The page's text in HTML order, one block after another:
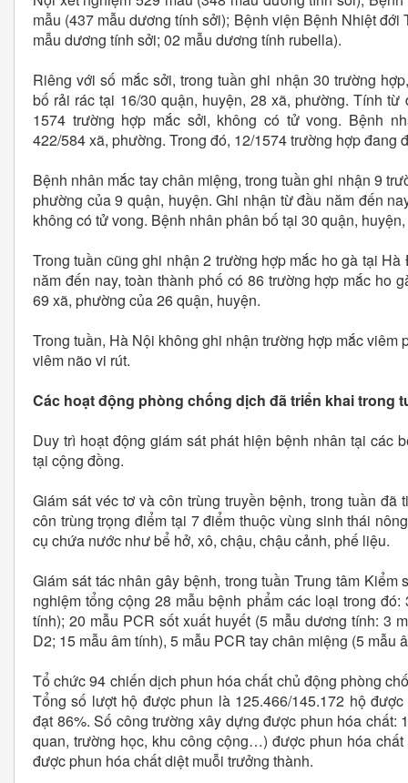
mẫu (437 mẫu dương tính sởi); Bệnh viện Bệnh Nhiệt
mẫu dương tính sởi; 02 mẫu dương tính rubella).
Riêng với số mắc sởi, trong tuần ghi nhận 30 trường
bố rải rác tại 16/30 quận, huyện, 28 xã, phường. Tính
1574 trường hợp mắc sởi, không có tử vong. Bệnh
422/584 xã, phường. Trong đó, 12/1574 trường hợp đang
Bệnh nhân mắc tay chân miệng, trong tuần ghi nhận 9
phường của 9 quận, huyện. Ghi nhận từ đầu năm đến
không có tử vong. Bệnh nhân phân bố tại 30 quận,
Trong tuần cũng ghi nhận 2 trường hợp mắc ho gà tại
năm đến nay, toàn thành phố có 86 trường hợp mắc ho
69 xã, phường của 26 quận, huyện.
Trong tuần, Hà Nội không ghi nhận trường hợp mắc viêm
viêm não vi rút.
Các hoạt động phòng chống dịch đã triển khai trong
Duy trì hoạt động giám sát phát hiện bệnh nhân tại các
tại cộng đồng.
Giám sát véc tơ và côn trùng truyền bệnh, trong tuần đã
côn trùng trọng điểm tại 7 điểm thuộc vùng sinh thái
cụ chứa nước như bể hở, xô, chậu, chậu cảnh, phế liệu.
Giám sát tác nhân gây bệnh, trong tuần Trung tâm
nghiệm tổng cộng 28 mẫu bệnh phẩm các loại trong
tính); 20 mẫu PCR sốt xuất huyết (5 mẫu dương tính: 3
D2; 15 mẫu âm tính), 5 mẫu PCR tay chân miệng (5 mẫu
Tổ chức 94 chiến dịch phun hóa chất chủ động phòng
Tổng số lượt hộ được phun là 125.466/145.172 hộ
đạt 86%. Số công trường xây dựng được phun hóa chất:
quan, trường học, khu công cộng…) được phun hóa
được phun hóa chất diệt muỗi trưởng thành.